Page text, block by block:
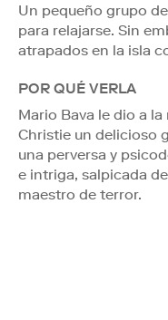
Un pequeño grupo
para relajarse. Sin
atrapados en la isla
POR QUÉ VERLA
Mario Bava le dio a
Christie un delicioso
una perversa y
e intriga, salpicada
maestro de terror.